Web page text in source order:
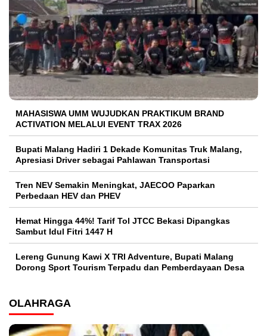
MAHASISWA UMM WUJUDKAN PRAKTIKUM BRAND
ACTIVATION MELALUI EVENT TRAX 2026
Bupati Malang Hadiri 1 Dekade Komunitas Truk Malang,
Apresiasi Driver sebagai Pahlawan Transportasi
Tren NEV Semakin Meningkat, JAECOO Paparkan
Perbedaan HEV dan PHEV
Hemat Hingga 44%! Tarif Tol JTCC Bekasi Dipangkas
Sambut Idul Fitri 1447 H
Lereng Gunung Kawi X TRI Adventure, Bupati Malang
Dorong Sport Tourism Terpadu dan Pemberdayaan Desa
OLAHRAGA